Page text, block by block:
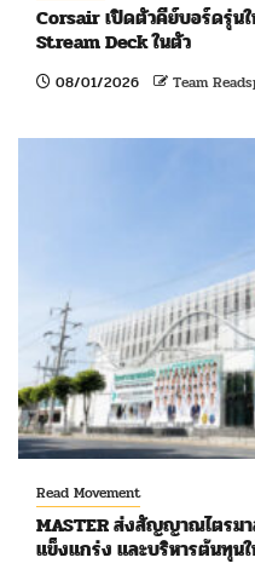
Corsair เปิดตัวคีย์บอร์ดรุ่นใ
Stream Deck ในตัว
08/01/2026 Team
Read Movement
MASTER ส่งสัญญาณไตรม
แข็งแกร่ง และบริหารต้นทุน